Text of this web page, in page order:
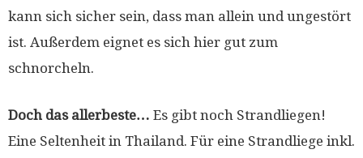
kann sich sicher sein, dass man allein und ungestört
ist. Außerdem eignet es sich hier gut zum
schnorcheln.
Doch das allerbeste… Es gibt noch Strandliegen!
Eine Seltenheit in Thailand. Für eine Strandliege inkl.